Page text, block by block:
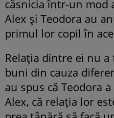
căsnicia într-un mod
Alex și Teodora au
primul lor copil în
Relația dintre ei nu a
buni din cauza
au spus că Teodora
Alex, că relația lor